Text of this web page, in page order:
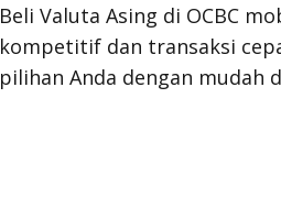
Beli Valuta Asing di OCBC
kompetitif dan transaksi
pilihan Anda dengan mudah